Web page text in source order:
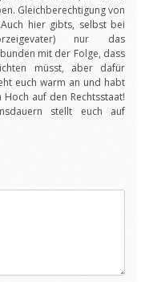
Gleichberechtigung von
hier gibts, selbst bei
nur das
mit der Folge, dass
müsst, aber dafür
euch warm an und habt
auf den Rechtsstaat!
stellt euch auf